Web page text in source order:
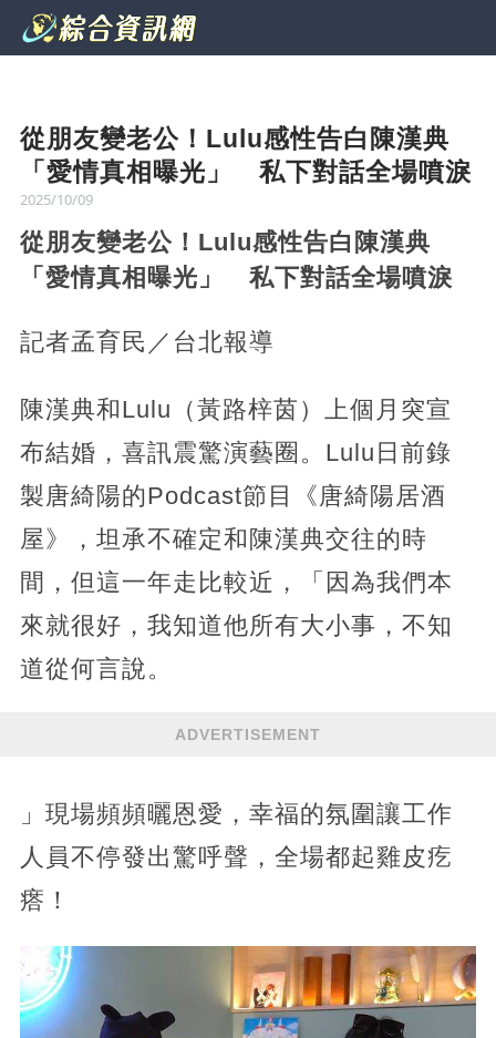
從朋友變老公！Lulu感性告白陳漢典
「愛情真相曝光」 私下對話全場噴淚
2025/10/09
從朋友變老公！Lulu感性告白陳漢典
「愛情真相曝光」 私下對話全場噴淚
記者孟育民／台北報導
陳漢典和Lulu（黃路梓茵）上個月突宣
布結婚，喜訊震驚演藝圈。Lulu日前錄
製唐綺陽的Podcast節目《唐綺陽居酒
屋》，坦承不確定和陳漢典交往的時
間，但這一年走比較近，「因為我們本
來就很好，我知道他所有大小事，不知
道從何言說。
ADVERTISEMENT
」現場頻頻曬恩愛，幸福的氛圍讓工作
人員不停發出驚呼聲，全場都起雞皮疙
瘩！